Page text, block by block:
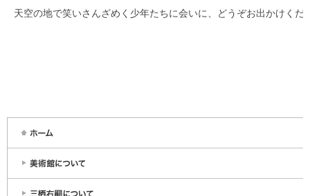
天空の地で笑いさんざめく少年たちに会いに、どうぞお出かけくだ